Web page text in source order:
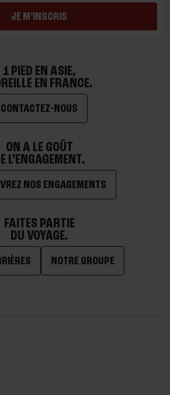
JE M’INSCRIS
1 PIED EN ASIE,
EN FRANCE.
CONTACTEZ-NOUS
ON A LE GOÛT
L’ENGAGEMENT.
NOS ENGAGEMENTS
FAITES PARTIE
DU VOYAGE.
NOTRE GROUPE